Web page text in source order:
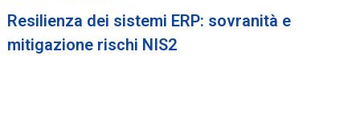
Resilienza dei sistemi ERP: sovranità e
mitigazione rischi NIS2